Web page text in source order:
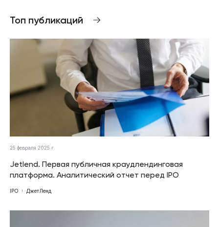
Топ публикаций
25 февраля 2025 г.
Jetlend. Первая публичная краудлендинговая
платформа. Аналитический отчет перед IPO
IPO ДжетЛенд